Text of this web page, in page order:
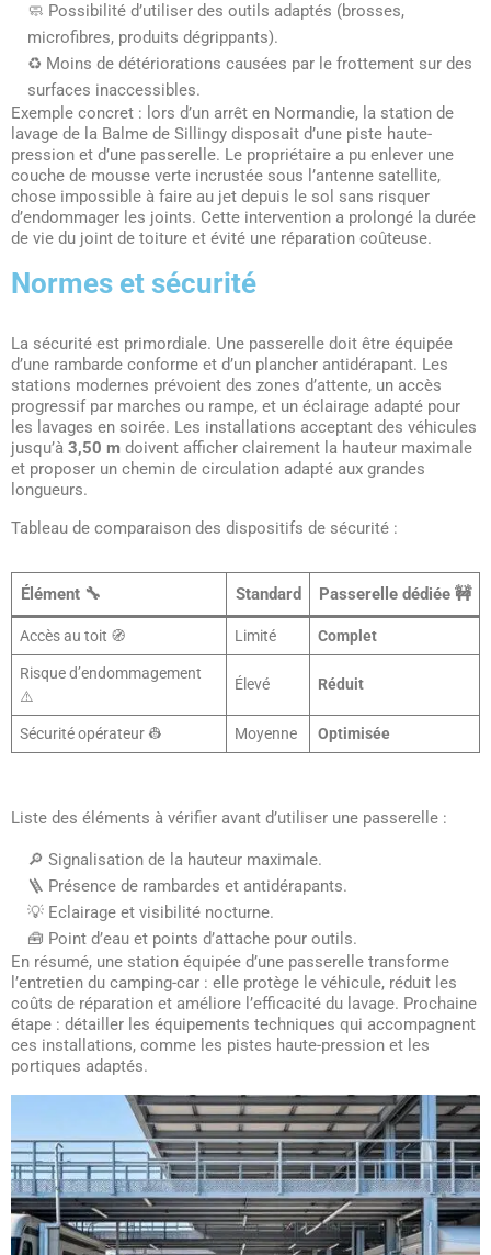
🧼 Possibilité d’utiliser des outils adaptés (brosses,
microfibres, produits dégrippants).
♻️ Moins de détériorations causées par le frottement sur des
surfaces inaccessibles.
Exemple concret : lors d’un arrêt en Normandie, la station de
lavage de la Balme de Sillingy disposait d’une piste haute-
pression et d’une passerelle. Le propriétaire a pu enlever une
couche de mousse verte incrustée sous l’antenne satellite,
chose impossible à faire au jet depuis le sol sans risquer
d’endommager les joints. Cette intervention a prolongé la durée
de vie du joint de toiture et évité une réparation coûteuse.
Normes et sécurité
La sécurité est primordiale. Une passerelle doit être équipée
d’une rambarde conforme et d’un plancher antidérapant. Les
stations modernes prévoient des zones d’attente, un accès
progressif par marches ou rampe, et un éclairage adapté pour
les lavages en soirée. Les installations acceptant des véhicules
jusqu’à 3,50 m doivent afficher clairement la hauteur maximale
et proposer un chemin de circulation adapté aux grandes
longueurs.
Tableau de comparaison des dispositifs de sécurité :
Élément 🔧 Standard Passerelle dédiée 🚧
Accès au toit 🧭 Limité Complet
Risque d’endommagement
⚠️
Élevé Réduit
Sécurité opérateur 👷 Moyenne Optimisée
Liste des éléments à vérifier avant d’utiliser une passerelle :
🔎 Signalisation de la hauteur maximale.
🪜 Présence de rambardes et antidérapants.
💡 Eclairage et visibilité nocturne.
🧰 Point d’eau et points d’attache pour outils.
En résumé, une station équipée d’une passerelle transforme
l’entretien du camping-car : elle protège le véhicule, réduit les
coûts de réparation et améliore l’efficacité du lavage. Prochaine
étape : détailler les équipements techniques qui accompagnent
ces installations, comme les pistes haute-pression et les
portiques adaptés.